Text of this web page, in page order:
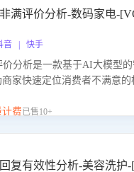
散，维护品牌声誉，实现客
满评价分析-数码家电-
音 | 快手
价分析是一款基于AI大模型
家快速定位消费者不满意的
门原因，明确责任归属，提
满意度和店铺整体服务质量
费已售10+
复有效性分析-美容洗护